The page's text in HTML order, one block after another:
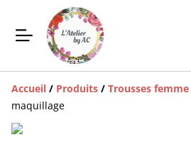
Accueil / Produits / Trousses femme
maquillage